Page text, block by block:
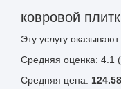
ковровой
Эту услугу оказывают
Средняя оценка: 4.1
Средняя цена: 124.58